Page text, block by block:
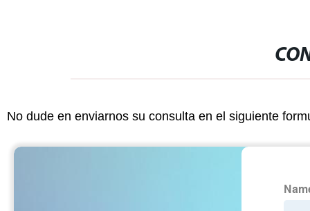
No dude en enviarnos su consulta en el siguiente